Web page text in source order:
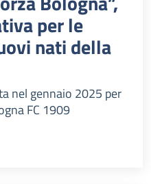
per le
nati della
nel gennaio 2025 per
FC 1909